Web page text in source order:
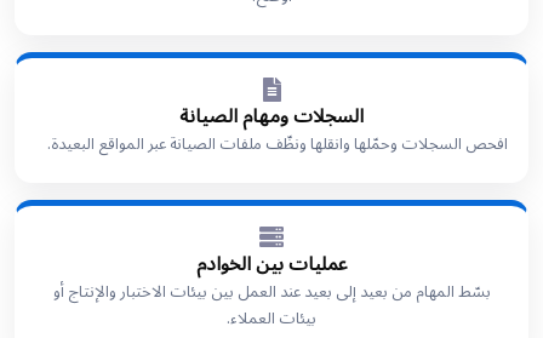
السجلات ومهام الصيانة
افحص السجلات وحمّلها وانقلها ونظّف ملفات الصيانة عبر المواقع البعيدة.
عمليات بين الخوادم
بسّط المهام من بعيد إلى بعيد عند العمل بين بيئات الاختبار والإنتاج أو
بيئات العملاء.